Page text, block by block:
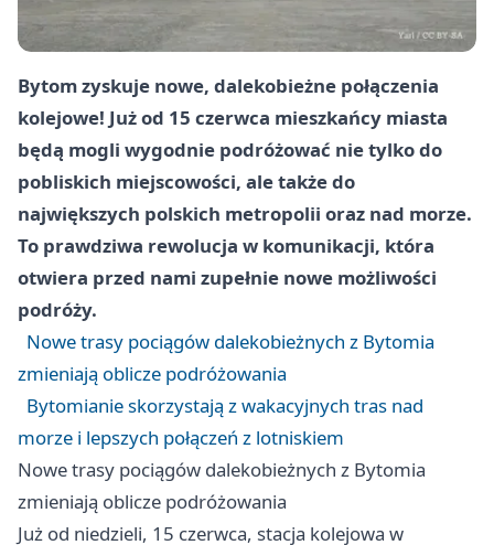
Bytom zyskuje nowe, dalekobieżne połączenia
kolejowe! Już od 15 czerwca mieszkańcy miasta
będą mogli wygodnie podróżować nie tylko do
pobliskich miejscowości, ale także do
największych polskich metropolii oraz nad morze.
To prawdziwa rewolucja w komunikacji, która
otwiera przed nami zupełnie nowe możliwości
podróży.
Nowe trasy pociągów dalekobieżnych z Bytomia
zmieniają oblicze podróżowania
Bytomianie skorzystają z wakacyjnych tras nad
morze i lepszych połączeń z lotniskiem
Nowe trasy pociągów dalekobieżnych z Bytomia
zmieniają oblicze podróżowania
Już od niedzieli, 15 czerwca, stacja kolejowa w